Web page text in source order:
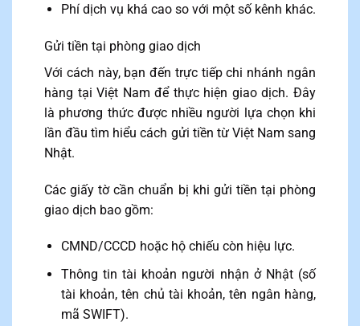
Phí dịch vụ khá cao so với một số kênh khác.
Gửi tiền tại phòng giao dịch
Với cách này, bạn đến trực tiếp chi nhánh ngân
hàng tại Việt Nam để thực hiện giao dịch. Đây
là phương thức được nhiều người lựa chọn khi
lần đầu tìm hiểu cách gửi tiền từ Việt Nam sang
Nhật.
Các giấy tờ cần chuẩn bị khi gửi tiền tại phòng
giao dịch bao gồm:
CMND/CCCD hoặc hộ chiếu còn hiệu lực.
Thông tin tài khoản người nhận ở Nhật (số
tài khoản, tên chủ tài khoản, tên ngân hàng,
mã SWIFT).